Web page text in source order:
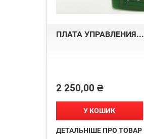
ПЛАТА УПРАВЛЕНИЯ...
Ціна
2 250,00 ₴

У КОШИК
ДЕТАЛЬНІШЕ ПРО ТОВАР